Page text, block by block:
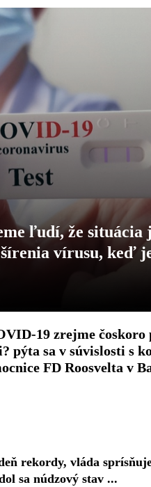
ľudí, že situácia
vírusu, keď
19 zrejme čoskoro
pýta sa v súvislosti s
FD Roosvelta v
rekordy, vláda
sa núdzový stav ...